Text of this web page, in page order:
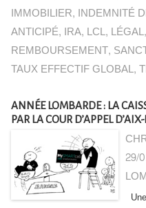
IMMOBILIER, INDEMNITÉ
ANTICIPÉ, IRA, LCL, LÉGAL,
REMBOURSEMENT,
TAUX EFFECTIF GLOBAL,
ANNÉE LOMBARDE : LA
PAR LA COUR D’APPEL
29/